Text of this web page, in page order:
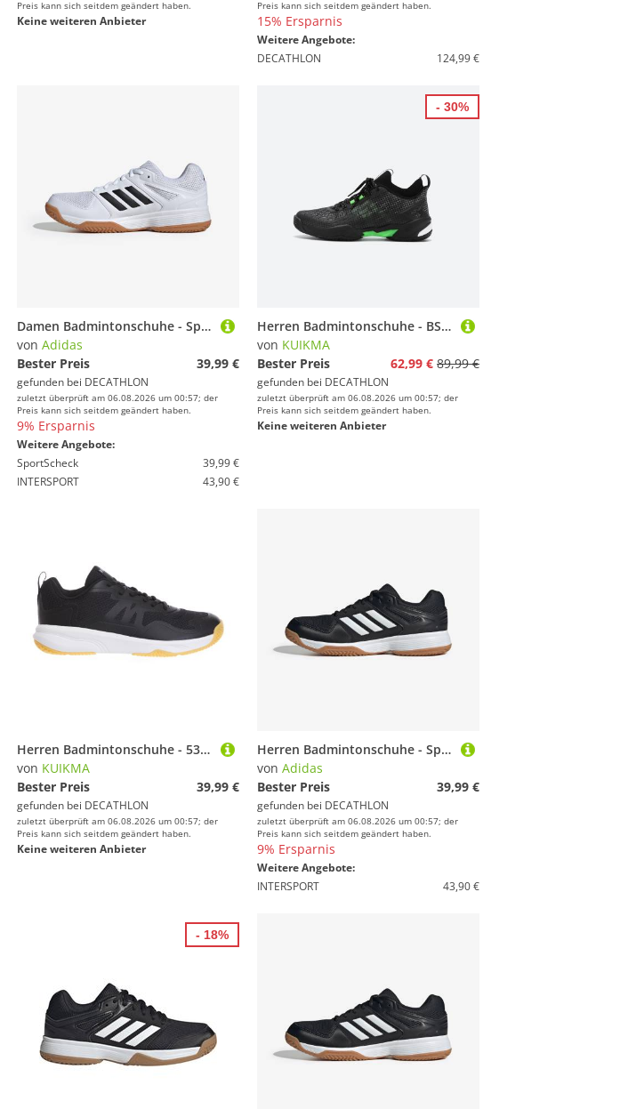
Preis kann sich seitdem geändert haben.
Keine weiteren Anbieter
Preis kann sich seitdem geändert haben.
15% Ersparnis
Weitere Angebote:
DECATHLON
124,99 €
Damen Badmintonschuhe - Speedcourt weiß
von Adidas
Bester Preis
39,99 €
gefunden bei DECATHLON
zuletzt überprüft am 06.08.2026 um 00:57; der
Preis kann sich seitdem geändert haben.
9% Ersparnis
Weitere Angebote:
SportScheck
39,99 €
INTERSPORT
43,90 €
Herren Badmintonschuhe - BS Perform 990 Pro schwarz/fluo
von KUIKMA
Bester Preis
62,99 € 89,99 €
gefunden bei DECATHLON
zuletzt überprüft am 06.08.2026 um 00:57; der
Preis kann sich seitdem geändert haben.
Keine weiteren Anbieter
- 30%
Herren Badmintonschuhe - 530 schwarz
von KUIKMA
Bester Preis
39,99 €
gefunden bei DECATHLON
zuletzt überprüft am 06.08.2026 um 00:57; der
Preis kann sich seitdem geändert haben.
Keine weiteren Anbieter
Herren Badmintonschuhe - Speedcourt schwarz
von Adidas
Bester Preis
39,99 €
gefunden bei DECATHLON
zuletzt überprüft am 06.08.2026 um 00:57; der
Preis kann sich seitdem geändert haben.
9% Ersparnis
Weitere Angebote:
INTERSPORT
43,90 €
- 18%